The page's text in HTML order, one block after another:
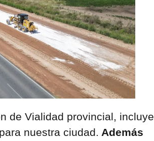
de Vialidad provincial, incluye
nuestra ciudad. Además